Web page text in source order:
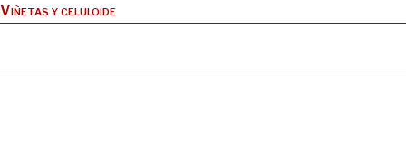
Viñetas y celuloide